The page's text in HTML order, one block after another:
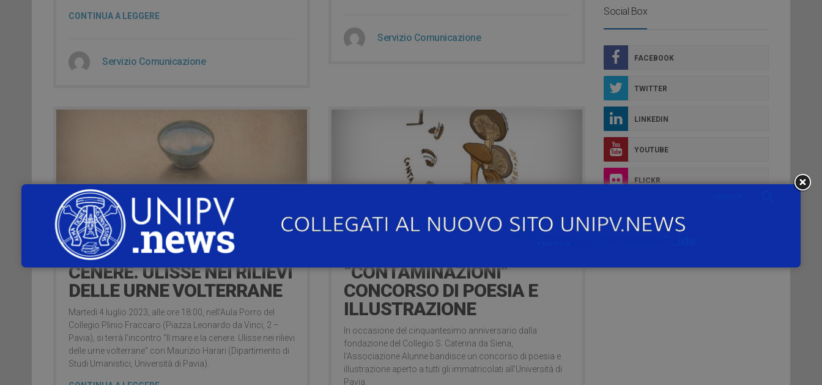
CONTINUA A LEGGERE
Servizio Comunicazione
Servizio Comunicazione
19 Luglio 2023
4 LUGLIO – IL MARE E LA
CENERE. ULISSE NEI RILIEVI
DELLE URNE VOLTERRANE
Martedì 4 luglio 2023, alle ore 18:00, nell’Aula Porro del
Collegio Plinio Fraccaro (Piazza Leonardo da Vinci, 2 –
Pavia), si terrà l’incontro “Il mare e la cenere. Ulisse nei rilievi
delle urne volterrane” con Maurizio Harari (Dipartimento di
Studi Umanistici, Università di Pavia).
23 Giugno 2023
“CONTAMINAZIONI”
CONCORSO DI POESIA E
ILLUSTRAZIONE
In occasione del cinquantesimo anniversario dalla
fondazione del Collegio S. Caterina da Siena,
l’Associazione Alunne bandisce un concorso di poesia e
illustrazione aperto a tutti gli immatricolati all’Università di
Pavia.
Social Box
FACEBOOK
TWITTER
LINKEDIN
YOUTUBE
FLICKR